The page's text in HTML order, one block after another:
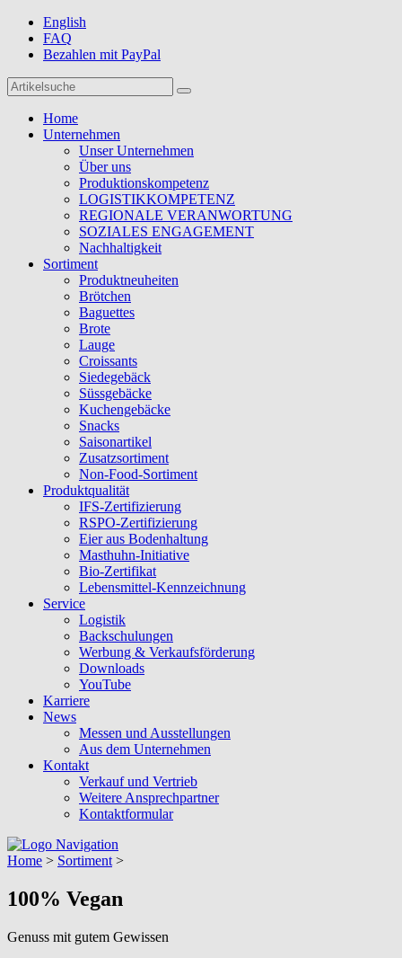
English
FAQ
Bezahlen mit PayPal
Home
Unternehmen
Unser Unternehmen
Über uns
Produktionskompetenz
LOGISTIKKOMPETENZ
REGIONALE VERANWORTUNG
SOZIALES ENGAGEMENT
Nachhaltigkeit
Sortiment
Produktneuheiten
Brötchen
Baguettes
Brote
Lauge
Croissants
Siedegebäck
Süssgebäcke
Kuchengebäcke
Snacks
Saisonartikel
Zusatzsortiment
Non-Food-Sortiment
Produktqualität
IFS-Zertifizierung
RSPO-Zertifizierung
Eier aus Bodenhaltung
Masthuhn-Initiative
Bio-Zertifikat
Lebensmittel-Kennzeichnung
Service
Logistik
Backschulungen
Werbung & Verkaufsförderung
Downloads
YouTube
Karriere
News
Messen und Ausstellungen
Aus dem Unternehmen
Kontakt
Verkauf und Vertrieb
Weitere Ansprechpartner
Kontaktformular
Navigation
Home > Sortiment >
100% Vegan
Genuss mit gutem Gewissen